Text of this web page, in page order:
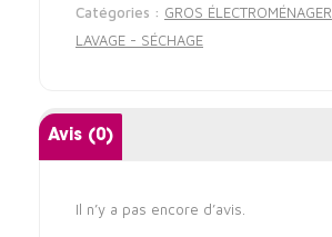
Catégories : GROS ÉLECTROMÉNAGER
LAVAGE - SÉCHAGE
Avis (0)
Il n’y a pas encore d’avis.